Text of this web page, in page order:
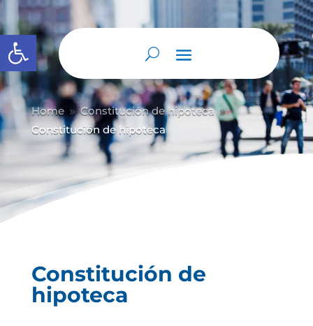
Abrir barra de herramientas
Home 9 Constitución de hipoteca 9
Constitución de hipoteca
Constitución de
hipoteca